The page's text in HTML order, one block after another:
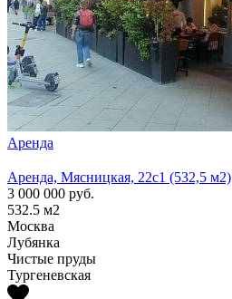
Аренда
Аренда, Мясницкая, 22с1 (532,5 м2)
3 000 000 руб.
532.5 м2
Москва
Лубянка
Чистые пруды
Тургеневская